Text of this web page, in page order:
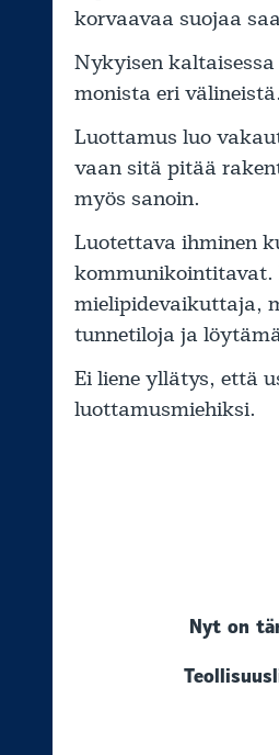
korvaavaa suojaa
Nykyisen
monista eri
Luottamus luo
vaan sitä pitää
myös sanoin.
Luotettava ihminen
kommunikointitavat.
mielipidevaikuttaja,
tunnetiloja ja
Ei liene yllätys, että
luottamusmiehiksi.
Nyt on